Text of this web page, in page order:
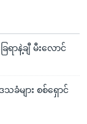
ာနဲ့ချီ မီးလောင်
များ စစ်ရှောင်